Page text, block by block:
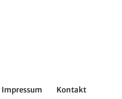
Impressum Kontakt